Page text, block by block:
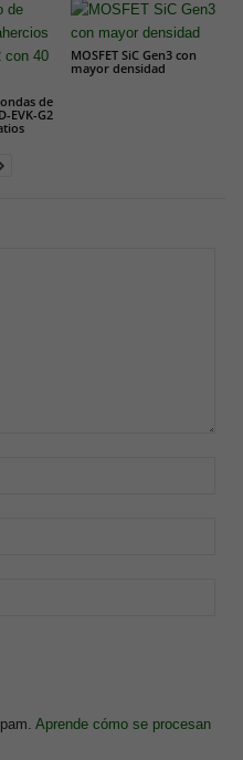
de
EVK-G2
MOSFET SiC Gen3 con
mayor densidad
Aprende cómo se procesan